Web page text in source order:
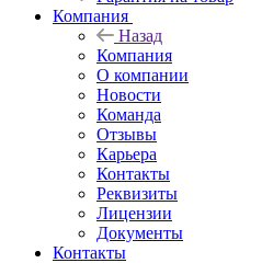
Компания
Назад
Компания
О компании
Новости
Команда
Отзывы
Карьера
Контакты
Реквизиты
Лицензии
Документы
Контакты